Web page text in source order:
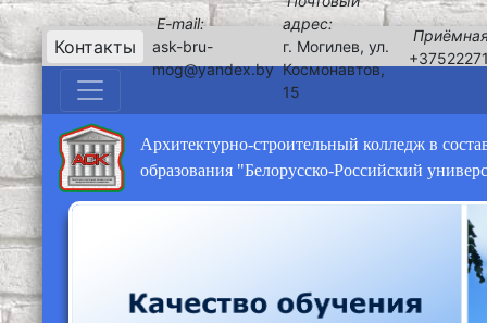
Контакты
E-mail:
ask-bru-
mog@yandex.by
адрес:
г. Могилев, ул.
Космонавтов,
15
Архитектурно-строительный колледж в
образования "Белорусско-Российский